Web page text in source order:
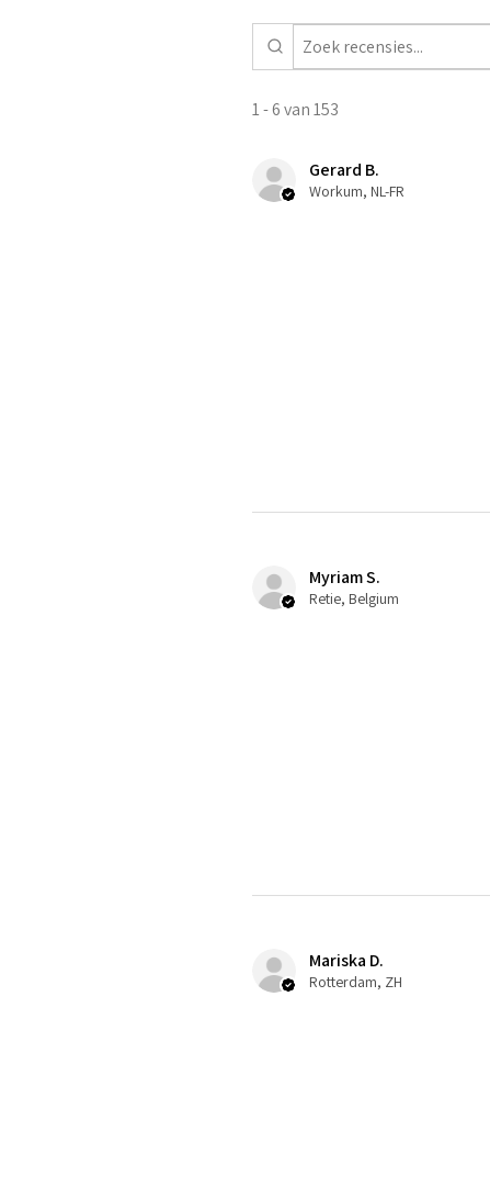
1 - 6 van 153
Gerard B.
Workum, NL-FR
Myriam S.
Retie, Belgium
Mariska D.
Rotterdam, ZH